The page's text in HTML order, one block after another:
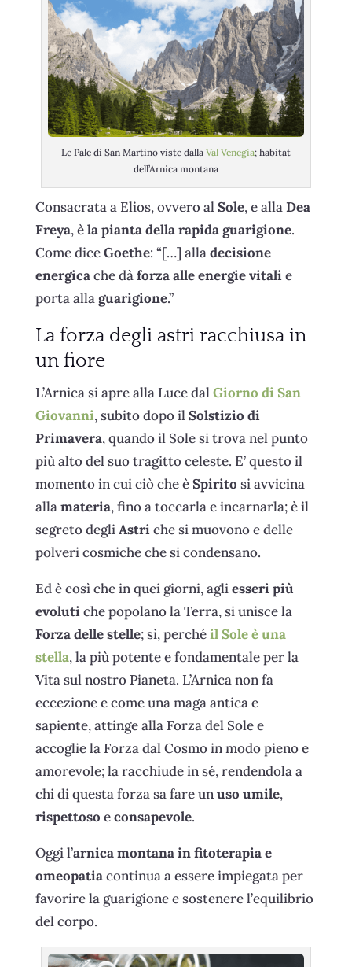
Le Pale di San Martino viste dallaVal Venegia; habitat
dell’Arnica montana
Consacrata a Elios, ovvero alSole, e allaDea
Freya, èla pianta della rapida guarigione.
Come diceGoethe: “[…] alladecisione
energicache dàforza alle energie vitalie
porta allaguarigione.”
La forza degli astri racchiusa in
un fiore
L’Arnica si apre alla Luce dalGiorno di San
Giovanni, subito dopo ilSolstizio di
Primavera, quando il Sole si trova nel punto
più alto del suo tragitto celeste. E’ questo il
momento in cui ciò che èSpirito si avvicina
allamateria, fino a toccarla e incarnarla; è il
segreto degliAstriche si muovono e delle
polveri cosmiche che si condensano.
Ed è così che in quei giorni, agliesseri più
evolutiche popolano la Terra, si unisce la
Forza delle stelle; sì, perchéil Sole è una
stella, la più potente e fondamentale per la
Vita sul nostro Pianeta. L’Arnica non fa
eccezione e come una maga antica e
sapiente, attinge alla Forza del Sole e
accoglie la Forza dal Cosmo in modo pieno e
amorevole; la racchiude in sé, rendendola a
chi di questa forza sa fare unuso umile,
rispettoso econsapevole.
Oggi l’arnica montana in fitoterapia e
omeopatiacontinua a essere impiegata per
favorire la guarigione e sostenere l’equilibrio
del corpo.